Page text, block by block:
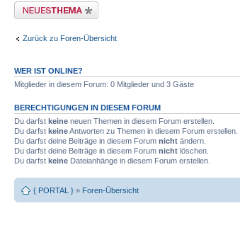
Neues Thema erstellen
Zurück zu Foren-Übersicht
WER IST ONLINE?
Mitglieder in diesem Forum: 0 Mitglieder und 3 Gäste
BERECHTIGUNGEN IN DIESEM FORUM
Du darfst keine neuen Themen in diesem Forum erstellen.
Du darfst keineAntworten zu Themen in diesem Forum erstellen.
Du darfst deine Beiträge in diesem Forum nicht ändern.
Du darfst deine Beiträge in diesem Forum nicht löschen.
Du darfst keine Dateianhänge in diesem Forum erstellen.
{ PORTAL } » Foren-Übersicht